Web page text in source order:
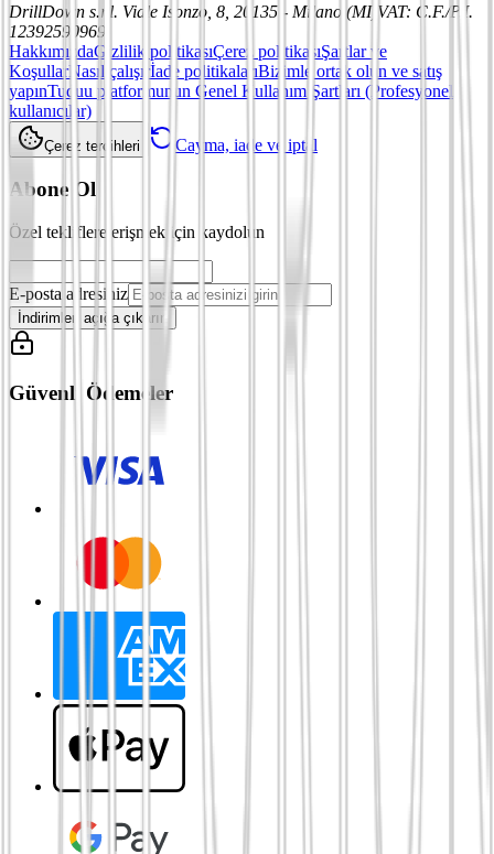
DrillDown s.r.l. Viale Isonzo, 8, 20135 - Milano (MI) VAT: C.F./P.I.
12392590969
HakkımızdaGizlilik politikasıÇerez politikasıŞartlar ve
KoşullarNasıl çalışırİade politikalarıBizimle ortak olun ve satış
yapınTuduu platformunun Genel Kullanım Şartları (Profesyonel
kullanıcılar)
Çerez tercihleri Cayma, iade ve iptal
Abone Ol
Özel tekliflere erişmek için kaydolun
E-posta adresiniz
İndirimleri açığa çıkarın
Güvenli Ödemeler